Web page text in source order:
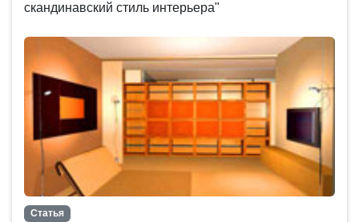
скандинавский стиль интерьера"
Статья